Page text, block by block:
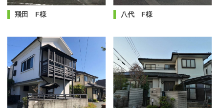
飛田 F様 八代 F様